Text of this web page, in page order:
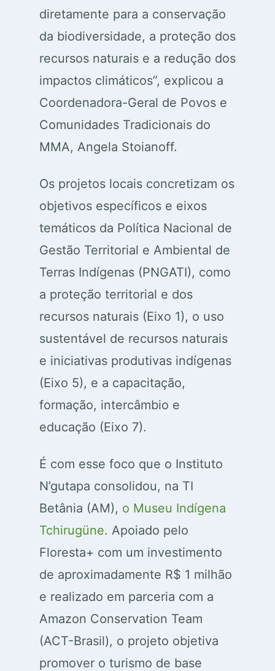
diretamente para a conservação
da biodiversidade, a proteção dos
recursos naturais e a redução dos
impactos climáticos”, explicou a
Coordenadora-Geral de Povos e
Comunidades Tradicionais do
MMA, Angela Stoianoff.
Os projetos locais concretizam os
objetivos específicos e eixos
temáticos da Política Nacional de
Gestão Territorial e Ambiental de
Terras Indígenas (PNGATI), como
a proteção territorial e dos
recursos naturais (Eixo 1), o uso
sustentável de recursos naturais
e iniciativas produtivas indígenas
(Eixo 5), e a capacitação,
formação, intercâmbio e
educação (Eixo 7).
É com esse foco que o Instituto
N’gutapa consolidou, na TI
Betânia (AM), o Museu Indígena
Tchirugüne. Apoiado pelo
Floresta+ com um investimento
de aproximadamente R$ 1 milhão
e realizado em parceria com a
Amazon Conservation Team
(ACT-Brasil), o projeto objetiva
promover o turismo de base